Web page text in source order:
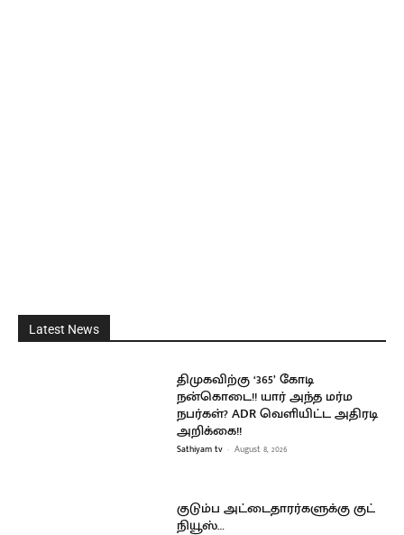
Latest News
திமுகவிற்கு ‘365’ கோடி
நன்கொடை!! யார் அந்த மர்ம
நபர்கள்? ADR வெளியிட்ட அதிரடி
அறிக்கை!!
Sathiyam tv - August 8, 2026
குடும்ப அட்டைதாரர்களுக்கு குட்
நியூஸ்…